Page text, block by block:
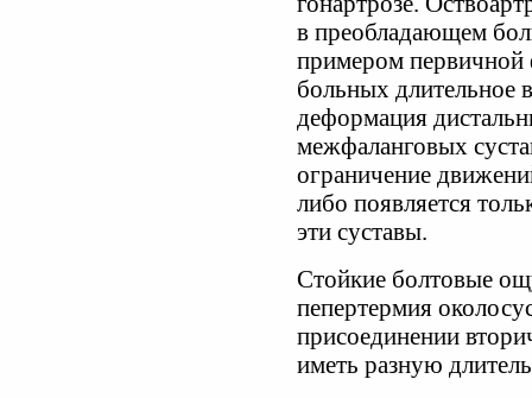
в преобладающем
примером
больных длительное
деформация
межфаланговых
ограничение
либо появляется
эти суставы.
Стойкие болтовые
пепертермия
присоединении
иметь разную